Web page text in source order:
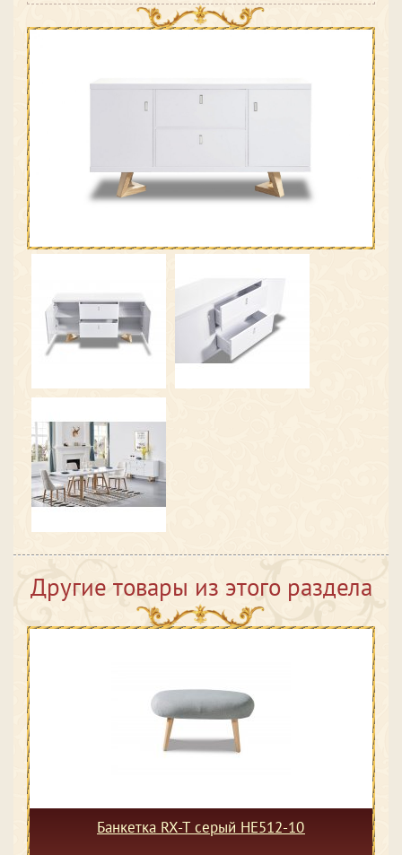
Другие товары из этого раздела
Банкетка RX-T серый HE512-10